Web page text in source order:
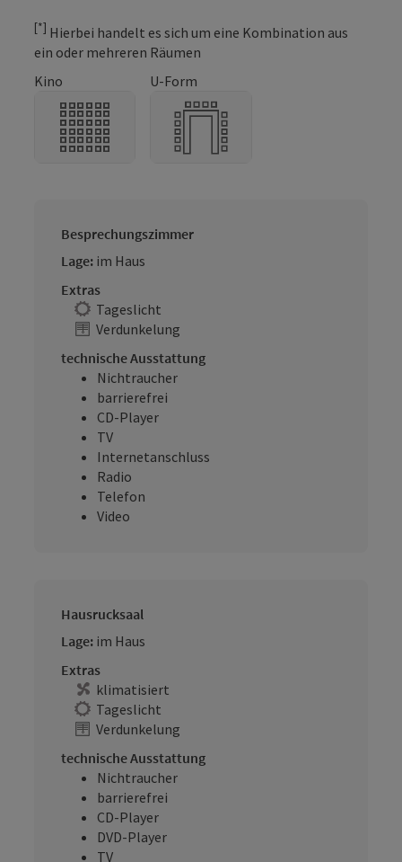
[*] Hierbei handelt es sich um eine Kombination aus
ein oder mehreren Räumen
Kino
U-Form
Besprechungszimmer
Lage: im Haus
Extras
Tageslicht
Verdunkelung
technische Ausstattung
Nichtraucher
barrierefrei
CD-Player
TV
Internetanschluss
Radio
Telefon
Video
Hausrucksaal
Lage: im Haus
Extras
klimatisiert
Tageslicht
Verdunkelung
technische Ausstattung
Nichtraucher
barrierefrei
CD-Player
DVD-Player
TV